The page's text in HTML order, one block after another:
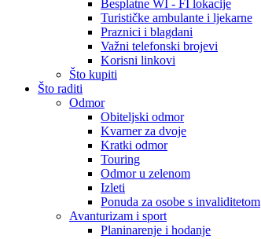
Besplatne WI - FI lokacije
Turističke ambulante i ljekarne
Praznici i blagdani
Važni telefonski brojevi
Korisni linkovi
Što kupiti
Što raditi
Odmor
Obiteljski odmor
Kvarner za dvoje
Kratki odmor
Touring
Odmor u zelenom
Izleti
Ponuda za osobe s invaliditetom
Avanturizam i sport
Planinarenje i hodanje